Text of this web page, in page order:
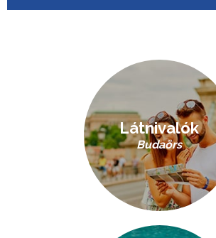
Látnivalók
Budaörs